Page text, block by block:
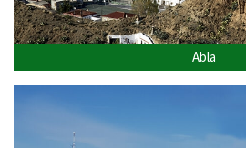
Abla